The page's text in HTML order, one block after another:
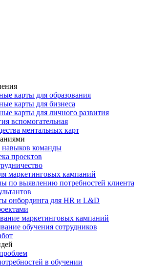
карты для образования
карты для бизнеса
карты для личного развития
вспомогательная
ментальных карт
команды
проектов
маркетинговых кампаний
по выявлению потребностей клиента
онбординга для HR и L&D
маркетинговых кампаний
обучения сотрудников
в обучении